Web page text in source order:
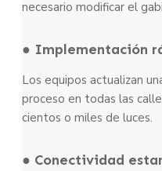
necesario modificar el
● Implementación
Los equipos actualizan
proceso en todas las
cientos o miles de luces.
● Conectividad